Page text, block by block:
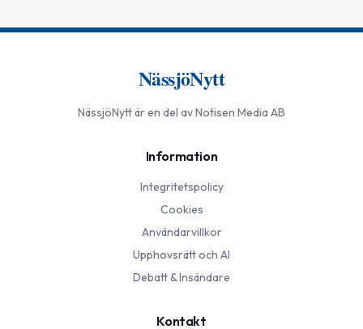
NässjöNytt
NässjöNyttär en del av Notisen Media AB
Information
Integritetspolicy
Cookies
Användarvillkor
Upphovsrätt och AI
Debatt & Insändare
Kontakt